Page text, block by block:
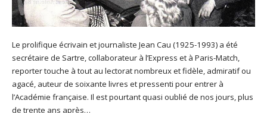
Le prolifique écrivain et journaliste Jean Cau (1925-1993) a été
secrétaire de Sartre, collaborateur à l’Express et à Paris-Match,
reporter touche à tout au lectorat nombreux et fidèle, admiratif ou
agacé, auteur de soixante livres et pressenti pour entrer à
l’Académie française. Il est pourtant quasi oublié de nos jours, plus
de trente ans après…